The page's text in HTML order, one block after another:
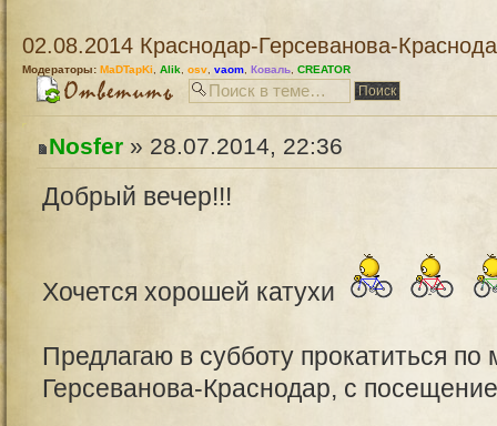
02.08.2014 Краснодар-Герсеванова-
Модераторы: MaDTapKi Alik osv vaom Коваль CREATOR
Nosfer » 28.07.2014, 22:36
Добрый вечер!!!
Хочется хорошей катухи
Предлагаю в субботу прокатиться
Герсеванова-Краснодар, с